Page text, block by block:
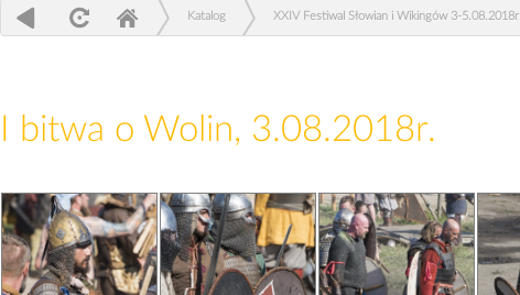
Katalog XXIV Festiwal Słowian i Wikingów 3-5.08.2018r.
I bitwa o Wolin, 3.08.2018r.